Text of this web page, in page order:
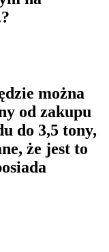
można
od zakupu
do 3,5 tony,
że jest to